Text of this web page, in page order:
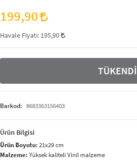
199,90
Havale Fiyatı: 195,90
TÜKENDİ
Barkod: 8683363156403
Ürün Bilgisi
Ürün Boyutu: 21x29 cm
Malzeme: Yüksek kaliteli Vinil malzeme